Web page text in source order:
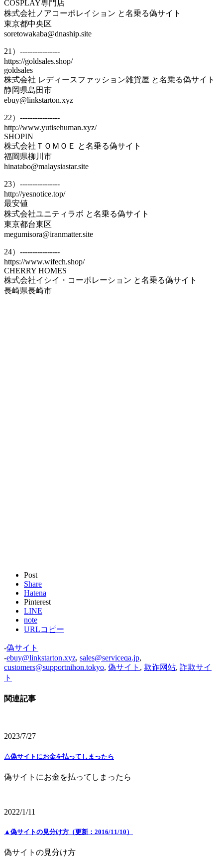
COSPLAY専門店
株式会社ノアコーポレイション と名乗る偽サイト
東京都中央区
soretowakaba@dnaship.site
21）----------------
https://goldsales.shop/
goldsales
株式会社 レディースファッション雑貨屋 と名乗る偽サイト
静岡県島田市
ebuy@linkstarton.xyz
22）----------------
http://www.yutisehuman.xyz/
SHOPIN
株式会社ＴＯＭＯＥ と名乗る偽サイト
福岡県柳川市
hinatabo@malaysiastar.site
23）----------------
http://yesnotice.top/
最安値
株式会社ユニティラボ と名乗る偽サイト
東京都台東区
megumisora@iranmatter.site
24）----------------
https://www.wifech.shop/
CHERRY HOMES
株式会社イシイ・コーポレーション と名乗る偽サイト
長崎県長崎市
Post
Share
Hatena
Pinterest
LINE
note
URLコピー
-偽サイト
-ebuy@linkstarton.xyz, sales@serviceqa.jp,
customers@supportnihon.tokyo, 偽サイト , 欺诈网站, 詐欺サイ
ト
関連記事
2023/7/27
△偽サイトにお金を払ってしまったら
偽サイトにお金を払ってしまったら
2022/1/11
▲偽サイトの見分け方（更新：2016/11/10）
偽サイトの見分け方